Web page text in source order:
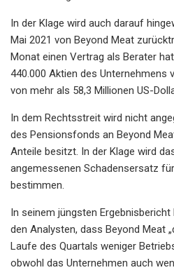
In der Klage wird auch darauf
Mai 2021 von Beyond Meat
Monat einen Vertrag als Berater
440.000 Aktien des Unternehmens
von mehr als 58,3 Millionen US-
In dem Rechtsstreit wird nicht
des Pensionsfonds an Beyond
Anteile besitzt. In der Klage wird
angemessenen Schadensersatz
bestimmen.
In seinem jüngsten
den Analysten, dass Beyond Meat
Laufe des Quartals weniger
obwohl das Unternehmen auch